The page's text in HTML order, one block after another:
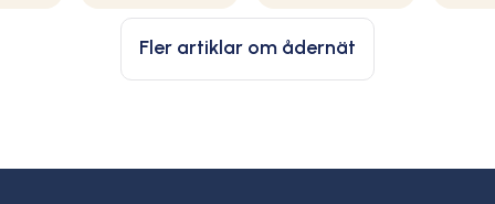
Fler artiklar om ådernät